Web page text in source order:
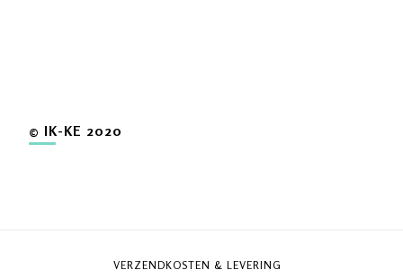
© IK-KE 2020
VERZENDKOSTEN & LEVERING